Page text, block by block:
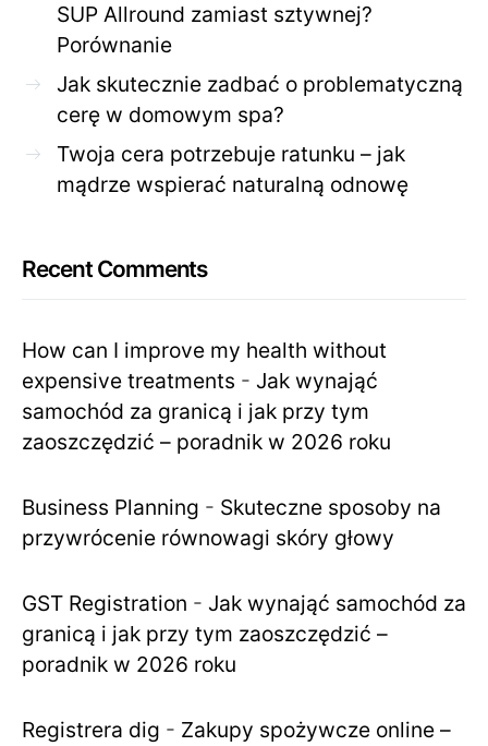
SUP Allround zamiast sztywnej?
Porównanie
Jak skutecznie zadbać o problematyczną
cerę w domowym spa?
Twoja cera potrzebuje ratunku – jak
mądrze wspierać naturalną odnowę
Recent Comments
How can I improve my health without
expensive treatments - Jak wynająć
samochód za granicą i jak przy tym
zaoszczędzić – poradnik w 2026 roku
Business Planning - Skuteczne sposoby na
przywrócenie równowagi skóry głowy
GST Registration - Jak wynająć samochód za
granicą i jak przy tym zaoszczędzić –
poradnik w 2026 roku
Registrera dig - Zakupy spożywcze online –